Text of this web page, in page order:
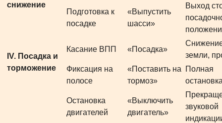
снижение
Подготовка к
посадке
«Выпустить
шасси»
Выход
IV. Посадка и
торможение
Касание ВПП «Посадка»
земли,
Фиксация на
полосе
«Поставить на
тормоз»
Полная
Остановка
двигателей
«Выключить
двигатель»
звуковой